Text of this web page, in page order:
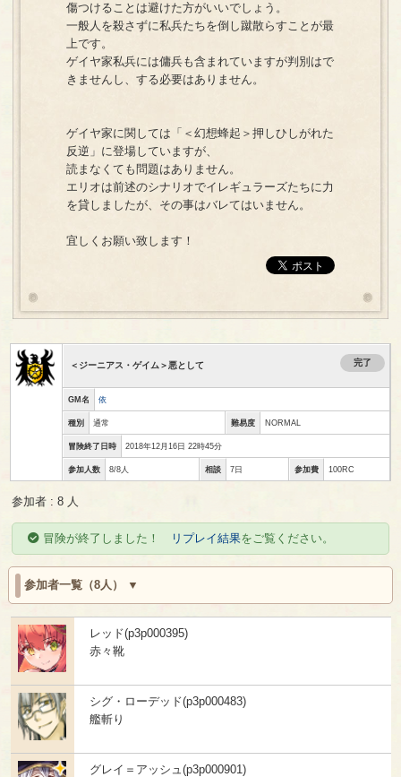
傷つけることは避けた方がいいでしょう。
一般人を殺さずに私兵たちを倒し蹴散らすことが最
上です。
ゲイヤ家私兵には傭兵も含まれていますが判別はで
きませんし、する必要はありません。
ゲイヤ家に関しては「＜幻想蜂起＞押しひしがれた
反逆」に登場していますが、
読まなくても問題はありません。
エリオは前述のシナリオでイレギュラーズたちに力
を貸しましたが、その事はバレてはいません。
宜しくお願い致します！
＜ジーニアス・ゲイム＞悪として 完了
GM名 依
種別 通常 難易度 NORMAL
冒険終了日時 2018年12月16日 22時45分
参加人数 8/8人 相談 7日 参加費 100RC
参加者 : 8 人
冒険が終了しました！ リプレイ結果をご覧ください。
参加者一覧（8人）
レッド(p3p000395)
赤々靴
シグ・ローデッド(p3p000483)
艦斬り
グレイ＝アッシュ(p3p000901)